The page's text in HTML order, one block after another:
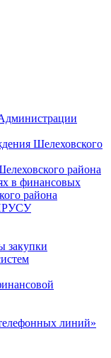
Шелеховского
района
в финансовых
района
закупки
линий»